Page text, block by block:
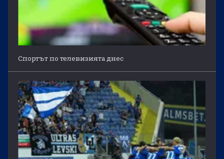
Спортът по телевизията днес